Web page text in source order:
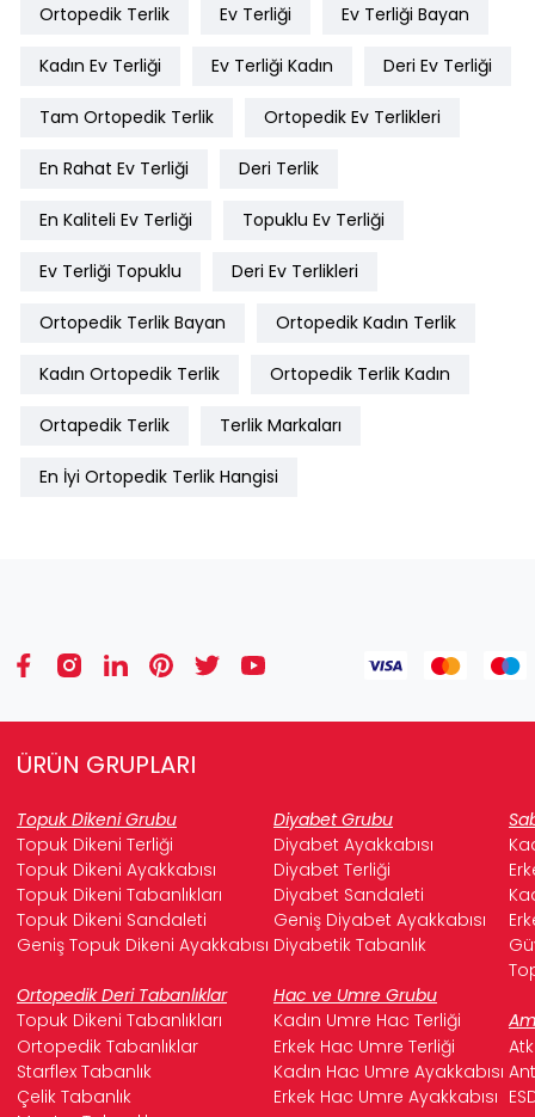
Ortopedik Terlik Ev Terliği Ev Terliği Bayan
Kadın Ev Terliği Ev Terliği Kadın Deri Ev Terliği
Tam Ortopedik Terlik Ortopedik Ev Terlikleri
En Rahat Ev Terliği Deri Terlik
En Kaliteli Ev Terliği Topuklu Ev Terliği
Ev Terliği Topuklu Deri Ev Terlikleri
Ortopedik Terlik Bayan Ortopedik Kadın Terlik
Kadın Ortopedik Terlik Ortopedik Terlik Kadın
Ortapedik Terlik Terlik Markaları
En İyi Ortopedik Terlik Hangisi
ÜRÜN GRUPLARI
Topuk Dikeni Grubu Diyabet Grubu
Topuk Dikeni Terliği
Diyabet Ayakkabısı
Topuk Dikeni Ayakkabısı
Diyabet Terliği
Topuk Dikeni Tabanlıkları
Diyabet Sandaleti
Topuk Dikeni Sandaleti
Geniş Diyabet Ayakkabısı
Geniş Topuk Dikeni Ayakkabısı Diyabetik Tabanlık
Ortopedik Deri Tabanlıklar
Hac ve Umre Grubu
Topuk Dikeni Tabanlıkları
Kadın Umre Hac Terliği
Ortopedik Tabanlıklar
Erkek Hac Umre Terliği
Starflex Tabanlık
Kadın Hac Umre Ayakkabısı
Çelik Tabanlık
Erkek Hac Umre Ayakkabısı